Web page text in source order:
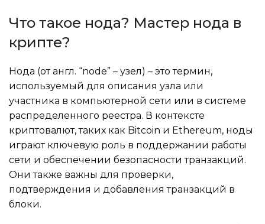
Что такое нода? Мастер нода в
крипте?
Нода (от англ. “node” – узел) – это термин,
используемый для описания узла или
участника в компьютерной сети или в системе
распределенного реестра. В контексте
криптовалют, таких как Bitcoin и Ethereum, ноды
играют ключевую роль в поддержании работы
сети и обеспечении безопасности транзакций.
Они также важны для проверки,
подтверждения и добавления транзакций в
блоки.